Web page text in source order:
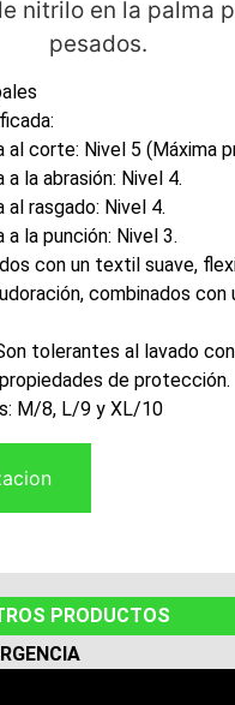
nitrilo en la palma
pesados.
al corte: Nivel 5 (Máxima
a la abrasión: Nivel 4.
al rasgado: Nivel 4.
a la punción: Nivel 3.
con un textil suave,
combinados con
tolerantes al lavado
de protección.
M/8, L/9 y XL/10
PRODUCTOS